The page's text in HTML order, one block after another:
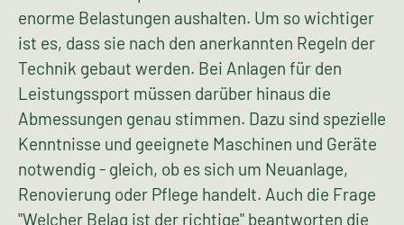
größere Bedeutung erhalten Ausgleichs- und
Ersatzmaßnahmen, mit denen ökologisch
wertvolle Gebiete geschaffen oder vergrößert
werden.
Sport- und Freizeitanlagen
Immer mehr Menschen gestalten ihre Freizeit
aktiv: auf Sportplätzen, Trimmpfaden, Bolz-,